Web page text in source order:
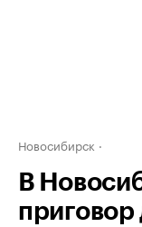
Новосибирск
В
приговор